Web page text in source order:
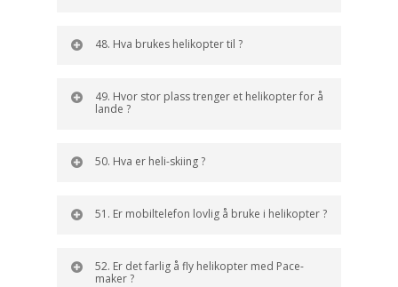
48. Hva brukes helikopter til ?
49. Hvor stor plass trenger et helikopter for å
lande ?
50. Hva er heli-skiing ?
51. Er mobiltelefon lovlig å bruke i helikopter ?
52. Er det farlig å fly helikopter med Pace-
maker ?